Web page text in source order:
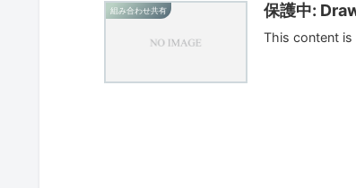
組み合わせ共有 保護中:
This content